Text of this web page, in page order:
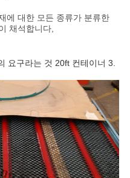
에 대한 모든 종류가 분류한
채석합니다,
요구라는 것 20ft 컨테이너 3.